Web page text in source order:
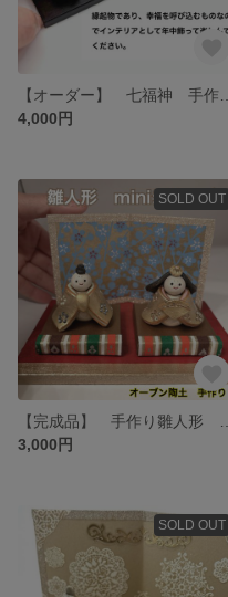
4,000円
SOLD OUT
3,000円
SOLD OUT